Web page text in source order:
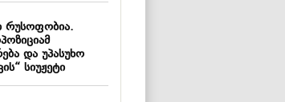
და უპასუხო
სიუჟეტი